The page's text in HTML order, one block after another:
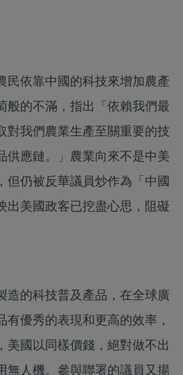
民依靠中國的科技來增加農產
般的不滿，指出「依賴我們最
對我們農業生產至關重要的技
供應鏈。」農業向來不是中美
但仍被反華議員炒作為「中國
出美國政客已挖盡心思，阻礙
造的科技普及產品，在全球廣
有優秀的表現和更高的效率，
美國以同樣價錢，絕對做不出
無人機。參與聯署的議員又揚